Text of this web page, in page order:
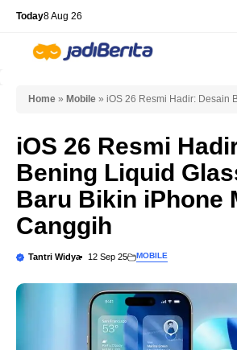
Skip
content
Today8 Aug 26
Home » Mobile » iOS 26 Resmi Hadir: Desain
iOS 26 Resmi
Bening Liquid
Baru Bikin iPhone
Canggih
Tantri Widya 12 Sep 25 MOBILE